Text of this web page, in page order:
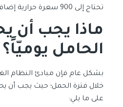
تحتاج إلى 900 سعرة حرارية إضافيّة.
ماذا يجب أن
الحامل يوميّاً؟
بشكل عام فإن مبادئ النظام
خلال فترة الحمل؛ حيث يجب أن
على ما يلي: